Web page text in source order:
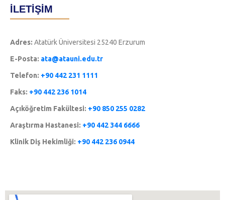
İLETİŞİM
Adres: Atatürk Üniversitesi 25240 Erzurum
E-Posta: ata@atauni.edu.tr
Telefon: +90 442 231 1111
Faks: +90 442 236 1014
Açıköğretim Fakültesi: +90 850 255 0282
Araştırma Hastanesi: +90 442 344 6666
Klinik Diş Hekimliği: +90 442 236 0944